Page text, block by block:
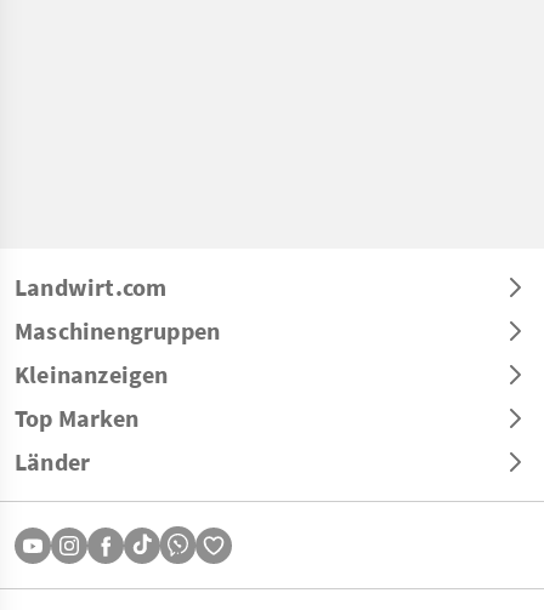
Landwirt.com
Maschinengruppen
Kleinanzeigen
Top Marken
Länder